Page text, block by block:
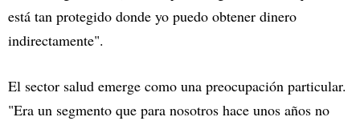
está tan protegido donde yo puedo obtener dinero
indirectamente".
El sector salud emerge como una preocupación particular.
"Era un segmento que para nosotros hace unos años no